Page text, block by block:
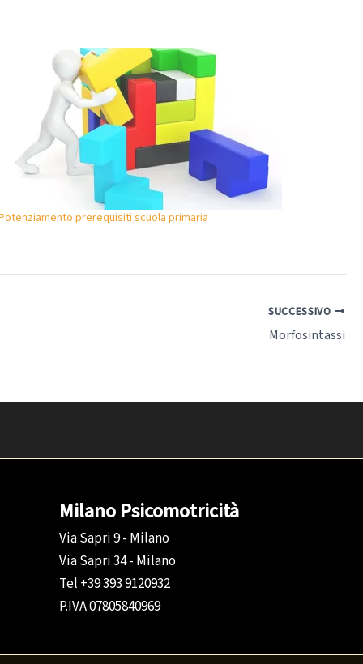
prerequisiti scuola primaria
SUCCESSIVO
Morfosintassi
Milano Psicomotricità
Via Sapri 9 - Milano
Via Sapri 34 - Milano
Tel +39 393 9120932
P.IVA 07805840969